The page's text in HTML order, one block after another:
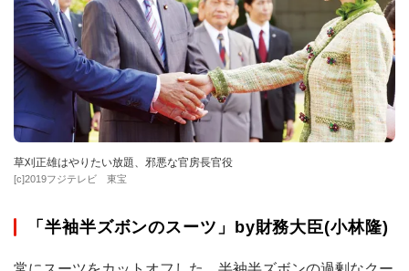
草刈正雄はやりたい放題、邪悪な官房長官役
[c]2019フジテレビ 東宝
「半袖半ズボンのスーツ」by財務大臣(小林隆)